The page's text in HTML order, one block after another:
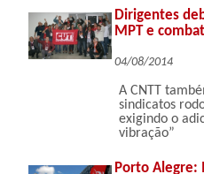
Dirigentes
MPT e
04/08/2014
A CNTT
sindicatos
exigindo o
vibração”
Porto